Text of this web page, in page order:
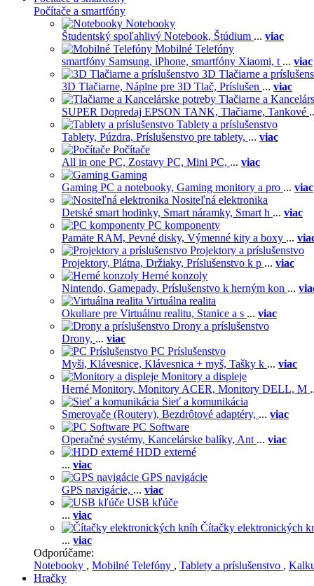
Počítače a smartfóny
Notebooky
Študentský spoľahlivý Notebook, Štúdium ... viac
Mobilné Telefóny
smartfóny Samsung, iPhone, smartfóny Xiaomi, t ... viac
3D Tlačiarne a
3D Tlačiarne, Náplne pre 3D Tlač, Príslušen ... viac
Tlačiarne a
SUPER Dopredaj EPSON TANK, Tlačiarne, Tankové
Tablety a príslušenstvo
Tablety, Púzdra, Príslušenstvo pre tablety, ... viac
Počítače
All in one PC, Zostavy PC, Mini PC, ... viac
Gaming
Gaming PC a notebooky, Gaming monitory a pro ... viac
Nositeľná elektronika
Detské smart hodinky, Smart náramky, Smart h ... viac
PC komponenty
Pamäte RAM, Pevné disky, Výmenné kity a boxy ...
Projektory a príslušenstvo
Projektory, Plátna, Držiaky, Príslušenstvo k p ... viac
Herné konzoly
Nintendo, Gamepady, Príslušenstvo k herným kon ...
Virtuálna realita
Okuliare pre Virtuálnu realitu, Stanice a s ... viac
Drony a príslušenstvo
Drony, ... viac
PC Príslušenstvo
Myši, Klávesnice, Klávesnica + myš, Tašky k ... viac
Monitory a displeje
Herné Monitory, Monitory ACER, Monitory DELL, M
Sieť a komunikácia
Smerovače (Routery), Bezdrôtové adaptéry, ... viac
PC Software
Operačné systémy, Kancelárske balíky, Ant ... viac
HDD externé
... viac
GPS navigácie
GPS navigácie, ... viac
USB kľúče
... viac
Čítačky elektronických
... viac
Odporúčame:
Notebooky , Mobilné Telefóny , Tablety a príslušenstvo ,
Hračky